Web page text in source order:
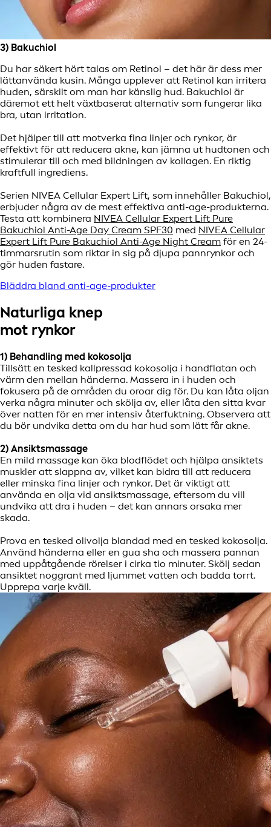
3) Bakuchiol
Du har säkert hört talas om Retinol – det här är dess mer
lättanvända kusin. Många upplever att Retinol kan irritera
huden, särskilt om man har känslig hud. Bakuchiol är
däremot ett helt växtbaserat alternativ som fungerar lika
bra, utan irritation.
Det hjälper till att motverka fina linjer och rynkor, är
effektivt för att reducera akne, kan jämna ut hudtonen och
stimulerar till och med bildningen av kollagen. En riktig
kraftfull ingrediens.
Serien NIVEA Cellular Expert Lift, som innehåller Bakuchiol,
erbjuder några av de mest effektiva anti-age-produkterna.
Testa att kombinera NIVEA Cellular Expert Lift Pure
Bakuchiol Anti-Age Day Cream SPF30 med NIVEA Cellular
Expert Lift Pure Bakuchiol Anti-Age Night Cream för en 24-
timmarsrutin som riktar in sig på djupa pannrynkor och
gör huden fastare.
Bläddra bland anti-age-produkter
Naturliga knep
mot rynkor
1) Behandling med kokosolja
Tillsätt en tesked kallpressad kokosolja i handflatan och
värm den mellan händerna. Massera in i huden och
fokusera på de områden du oroar dig för. Du kan låta oljan
verka några minuter och skölja av, eller låta den sitta kvar
över natten för en mer intensiv återfuktning. Observera att
du bör undvika detta om du har hud som lätt får akne.
2) Ansiktsmassage
En mild massage kan öka blodflödet och hjälpa ansiktets
muskler att slappna av, vilket kan bidra till att reducera
eller minska fina linjer och rynkor. Det är viktigt att
använda en olja vid ansiktsmassage, eftersom du vill
undvika att dra i huden – det kan annars orsaka mer
skada.
Prova en tesked olivolja blandad med en tesked kokosolja.
Använd händerna eller en gua sha och massera pannan
med uppåtgående rörelser i cirka tio minuter. Skölj sedan
ansiktet noggrant med ljummet vatten och badda torrt.
Upprepa varje kväll.